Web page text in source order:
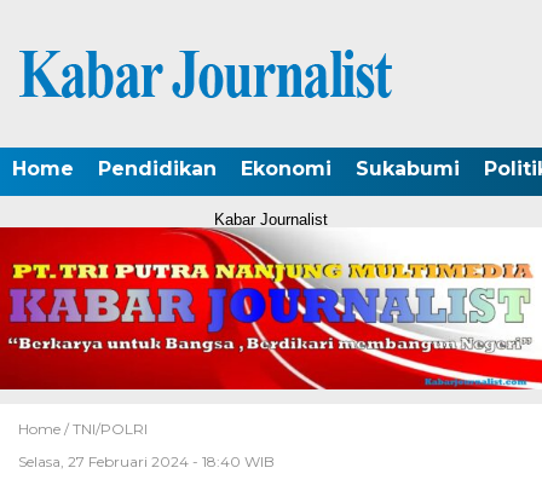
Home Pendidikan Ekonomi Sukabumi
Kabar Journalist
Home / TNI/POLRI
Selasa, 27 Februari 2024 - 18:40 WIB